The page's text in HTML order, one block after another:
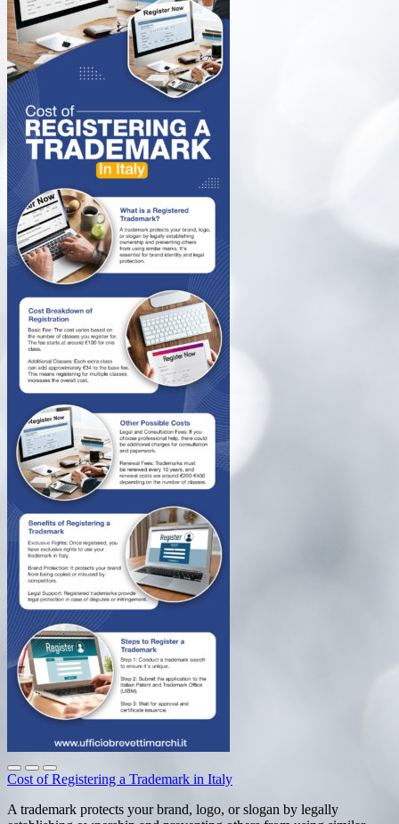
Cost of Registering a Trademark in Italy
A trademark protects your brand, logo, or slogan by legally